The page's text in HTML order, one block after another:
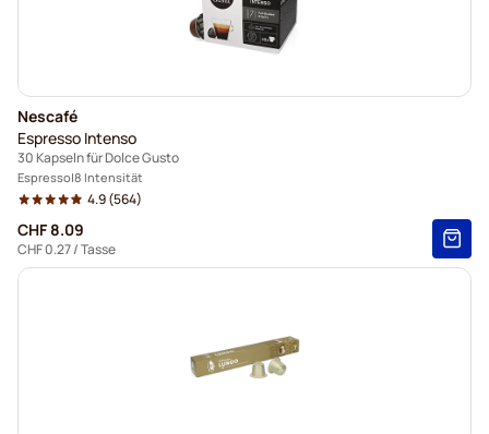
Nescafé
Espresso Intenso
30 Kapseln für Dolce Gusto
Espresso 8 Intensität
4.9(564)
CHF 8.09
CHF 0.27/ Tasse